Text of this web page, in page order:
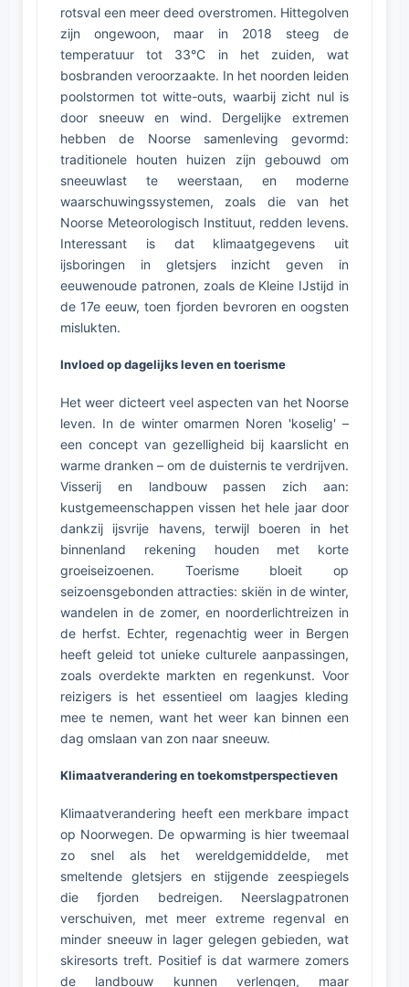
rotsval een meer deed overstromen. Hittegolven
zijn ongewoon, maar in 2018 steeg de
temperatuur tot 33°C in het zuiden, wat
bosbranden veroorzaakte. In het noorden leiden
poolstormen tot witte-outs, waarbij zicht nul is
door sneeuw en wind. Dergelijke extremen
hebben de Noorse samenleving gevormd:
traditionele houten huizen zijn gebouwd om
sneeuwlast te weerstaan, en moderne
waarschuwingssystemen, zoals die van het
Noorse Meteorologisch Instituut, redden levens.
Interessant is dat klimaatgegevens uit
ijsboringen in gletsjers inzicht geven in
eeuwenoude patronen, zoals de Kleine IJstijd in
de 17e eeuw, toen fjorden bevroren en oogsten
mislukten.
Invloed op dagelijks leven en toerisme
Het weer dicteert veel aspecten van het Noorse
leven. In de winter omarmen Noren 'koselig' –
een concept van gezelligheid bij kaarslicht en
warme dranken – om de duisternis te verdrijven.
Visserij en landbouw passen zich aan:
kustgemeenschappen vissen het hele jaar door
dankzij ijsvrije havens, terwijl boeren in het
binnenland rekening houden met korte
groeiseizoenen. Toerisme bloeit op
seizoensgebonden attracties: skiën in de winter,
wandelen in de zomer, en noorderlichtreizen in
de herfst. Echter, regenachtig weer in Bergen
heeft geleid tot unieke culturele aanpassingen,
zoals overdekte markten en regenkunst. Voor
reizigers is het essentieel om laagjes kleding
mee te nemen, want het weer kan binnen een
dag omslaan van zon naar sneeuw.
Klimaatverandering en toekomstperspectieven
Klimaatverandering heeft een merkbare impact
op Noorwegen. De opwarming is hier tweemaal
zo snel als het wereldgemiddelde, met
smeltende gletsjers en stijgende zeespiegels
die fjorden bedreigen. Neerslagpatronen
verschuiven, met meer extreme regenval en
minder sneeuw in lager gelegen gebieden, wat
skiresorts treft. Positief is dat warmere zomers
de landbouw kunnen verlengen, maar